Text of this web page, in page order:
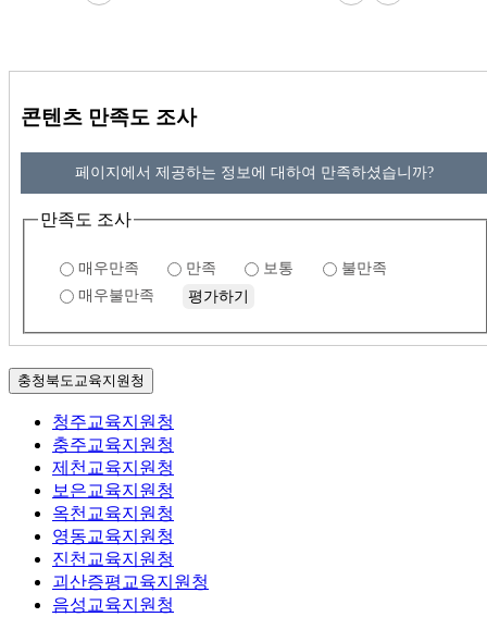
콘텐츠 만족도 조사
페이지에서 제공하는 정보에 대하여 만족하셨습니까?
만족도 조사
매우만족 만족 보통
불만족
매우불만족
충청북도교육지원청
청주교육지원청
충주교육지원청
제천교육지원청
보은교육지원청
옥천교육지원청
영동교육지원청
진천교육지원청
괴산증평교육지원청
음성교육지원청